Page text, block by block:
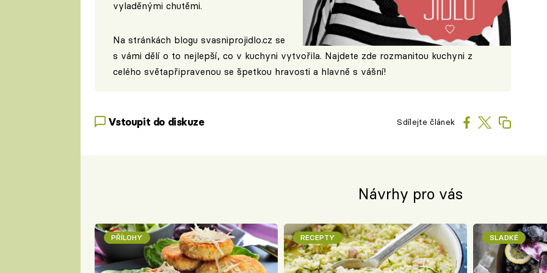
vyladěnými chutěmi.
Na stránkách blogu svasniprojidlo.cz se
s vámi dělí o to nejlepší, co v kuchyni vytvořila. Najdete zde rozmanitou kuchyni z
celého světapřipravenou se špetkou hravosti a hlavně s vášní!
Vstoupit do diskuze Sdílejte článek
Návrhy pro vás
PŘÍLOHY RECEPTY SLADKÉ